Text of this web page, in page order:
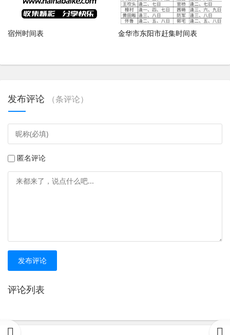
宿州时间表 金华市东阳市赶集时间表
发布评论 （条评论）
匿名评论
发布评论
评论列表